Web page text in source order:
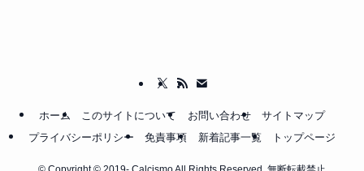
ホーム このサイトについて お問い合わせ
サイトマップ
プライバシーポリシー
免責事項 新着記事一覧 トップページ